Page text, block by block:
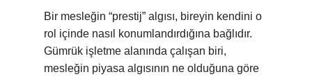
Bir mesleğin “prestij” algısı, bireyin kendini o
rol içinde nasıl konumlandırdığına bağlıdır.
Gümrük işletme alanında çalışan biri,
mesleğin piyasa algısının ne olduğuna göre